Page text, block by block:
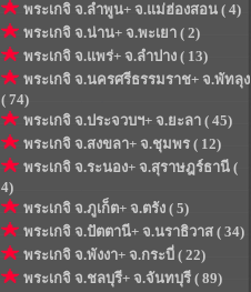
พระเกจิ จ.ลำพูน+ จ.แม่ฮ่องสอน ( 4)
พระเกจิ จ.น่าน+ จ.พะเยา ( 2)
พระเกจิ จ.แพร่+ จ.ลำปาง ( 13)
พระเกจิ จ.นครศรีธรรมราช+ จ.พัทลุง
( 74)
พระเกจิ จ.ประจวบฯ+ จ.ยะลา ( 45)
พระเกจิ จ.สงขลา+ จ.ชุมพร ( 12)
พระเกจิ จ.ระนอง+ จ.สุราษฎร์ธานี (
4)
พระเกจิ จ.ภูเก็ต+ จ.ตรัง ( 5)
พระเกจิ จ.ปัตตานี+ จ.นราธิวาส ( 34)
พระเกจิ จ.พังงา+ จ.กระบี่ ( 22)
พระเกจิ จ.ชลบุรี+ จ.จันทบุรี ( 89)